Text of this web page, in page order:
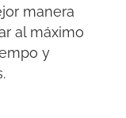
manera
al máximo
y